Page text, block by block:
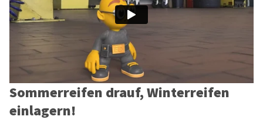
Sommerreifen drauf, Winterreifen
einlagern!